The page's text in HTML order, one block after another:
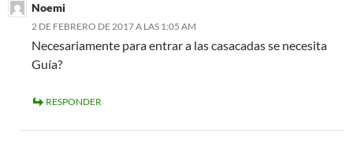
Noemi
2 DE FEBRERO DE 2017 A LAS 1:05 AM
Necesariamente para entrar a las casacadas se necesita
Guí­a?
RESPONDER